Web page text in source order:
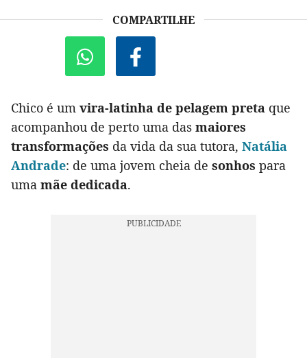
COMPARTILHE
Chico é um vira-latinha de pelagem preta que
acompanhou de perto uma das maiores
transformações da vida da sua tutora, Natália
Andrade: de uma jovem cheia de sonhos para
uma mãe dedicada.